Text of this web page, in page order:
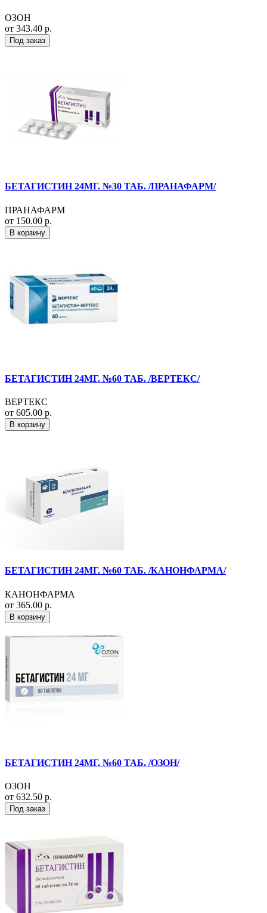
ОЗОН
от 343.40 р.
Под заказ
БЕТАГИСТИН 24МГ. №30 ТАБ. /ПРАНАФАРМ/
ПРАНАФАРМ
от 150.00 р.
В корзину
БЕТАГИСТИН 24МГ. №60 ТАБ. /ВЕРТЕКС/
ВЕРТЕКС
от 605.00 р.
В корзину
БЕТАГИСТИН 24МГ. №60 ТАБ. /КАНОНФАРМА/
КАНОНФАРМА
от 365.00 р.
В корзину
БЕТАГИСТИН 24МГ. №60 ТАБ. /ОЗОН/
ОЗОН
от 632.50 р.
Под заказ